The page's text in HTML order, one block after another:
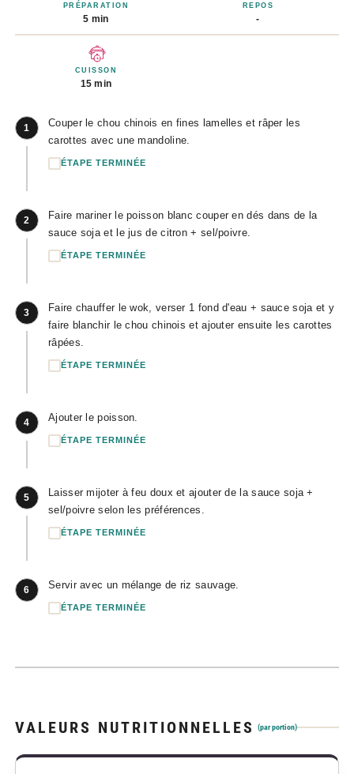
PRÉPARATION
5 min
REPOS
-
CUISSON
15 min
1
Couper le chou chinois en fines lamelles et râper les
carottes avec une mandoline.
ÉTAPE TERMINÉE
2
Faire mariner le poisson blanc couper en dés dans de la
sauce soja et le jus de citron + sel/poivre.
ÉTAPE TERMINÉE
3
Faire chauffer le wok, verser 1 fond d'eau + sauce soja et y
faire blanchir le chou chinois et ajouter ensuite les carottes
râpées.
ÉTAPE TERMINÉE
4 Ajouter le poisson.
ÉTAPE TERMINÉE
5
Laisser mijoter à feu doux et ajouter de la sauce soja +
sel/poivre selon les préférences.
ÉTAPE TERMINÉE
6 Servir avec un mélange de riz sauvage.
ÉTAPE TERMINÉE
VALEURS NUTRITIONNELLES (par portion)